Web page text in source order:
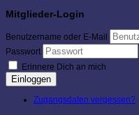
Mitglieder-Login
Benutzername oder E-Mail
Passwort
Erinnere Dich an mich
Einloggen
Zugangsdaten vergessen?